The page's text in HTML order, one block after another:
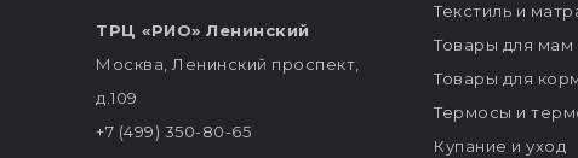
ТРЦ «РИО» Ленинский
Москва, Ленинский проспект,
д.109
+7 (499) 350-80-65
Текстиль и
Товары для мам
Товары для
Термосы и
Купание и уход